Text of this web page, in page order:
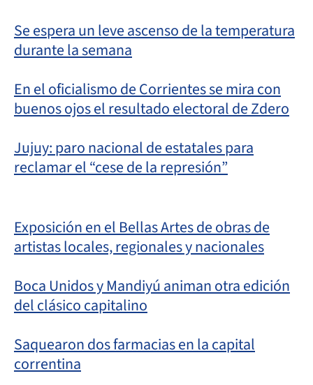
Se espera un leve ascenso de la temperatura
durante la semana
En el oficialismo de Corrientes se mira con
buenos ojos el resultado electoral de Zdero
Jujuy: paro nacional de estatales para
reclamar el “cese de la represión”
Exposición en el Bellas Artes de obras de
artistas locales, regionales y nacionales
Boca Unidos y Mandiyú animan otra edición
del clásico capitalino
Saquearon dos farmacias en la capital
correntina